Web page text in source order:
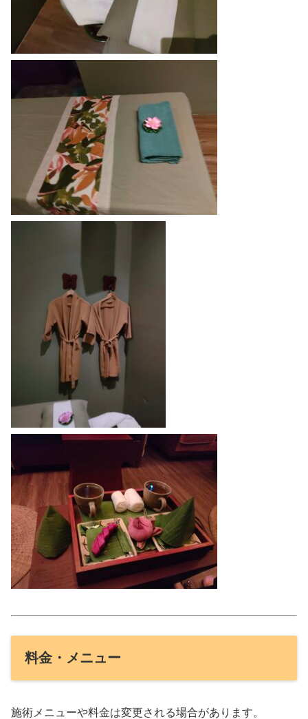
料金・メニュー
施術メニューや料金は変更される場合があります。